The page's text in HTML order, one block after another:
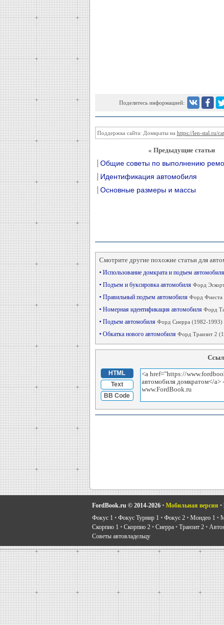
Поделитесь информацией:
Поддержка сайта: Домкраты на https://len-stal.ru/
« Предыдущие статьи
Общие советы по выполнению
Идентификация автомобиля
Основные размеры и массы
Смотрите другие похожие статьи для
• Использование домкрата и подъем автомобиля
• Подъем и буксировка автомобиля Форд
• Правильный подъем автомобиля Форд Фиеста
• Номерная идентификация автомобиля Форд
• Подъем автомобиля Форд Сиерра (1982-1993)
• Обкатка нового автомобиля Форд Транзит 2
HTML
Text
BB Code
FordBook.ru © 2014-2026 • Мобильная версия •
Фокус 1 • Фокус Турнир 1 • Фокус 2 • Мондео 1 •
Скорпио 1 • Скорпио 2 • Сиерра • Транзит 2 •
Советы автовладельцу